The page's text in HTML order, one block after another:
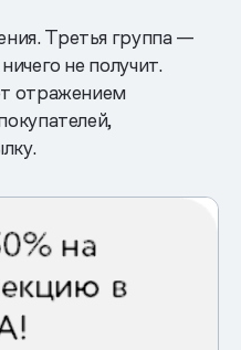
Третья группа —
не получит.
отражением